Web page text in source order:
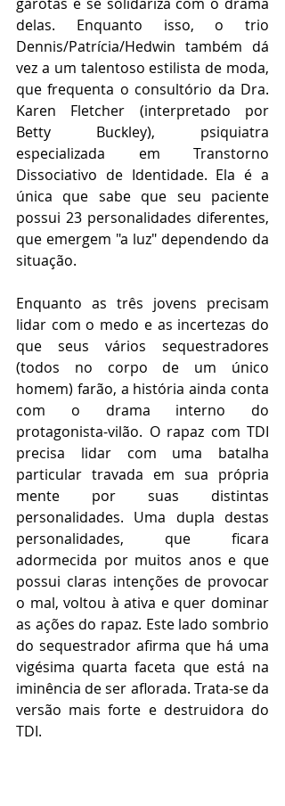
delas. Enquanto isso, o trio
Dennis/Patrícia/Hedwin também dá
vez a um talentoso estilista de moda,
que frequenta o consultório da Dra.
Karen Fletcher (interpretado por
Betty Buckley), psiquiatra
especializada em Transtorno
Dissociativo de Identidade. Ela é a
única que sabe que seu paciente
possui 23 personalidades diferentes,
que emergem "a luz" dependendo da
situação.
Enquanto as três jovens precisam
lidar com o medo e as incertezas do
que seus vários sequestradores
(todos no corpo de um único
homem) farão, a história ainda conta
com o drama interno do
protagonista-vilão. O rapaz com TDI
precisa lidar com uma batalha
particular travada em sua própria
mente por suas distintas
personalidades. Uma dupla destas
personalidades, que ficara
adormecida por muitos anos e que
possui claras intenções de provocar
o mal, voltou à ativa e quer dominar
as ações do rapaz. Este lado sombrio
do sequestrador afirma que há uma
vigésima quarta faceta que está na
iminência de ser aflorada. Trata-se da
versão mais forte e destruidora do
TDI.